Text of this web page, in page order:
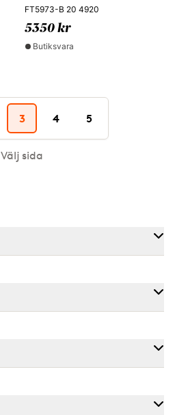
FT5973-B 20 4920
5350 kr
Butiksvara
3 4 5
Välj sida